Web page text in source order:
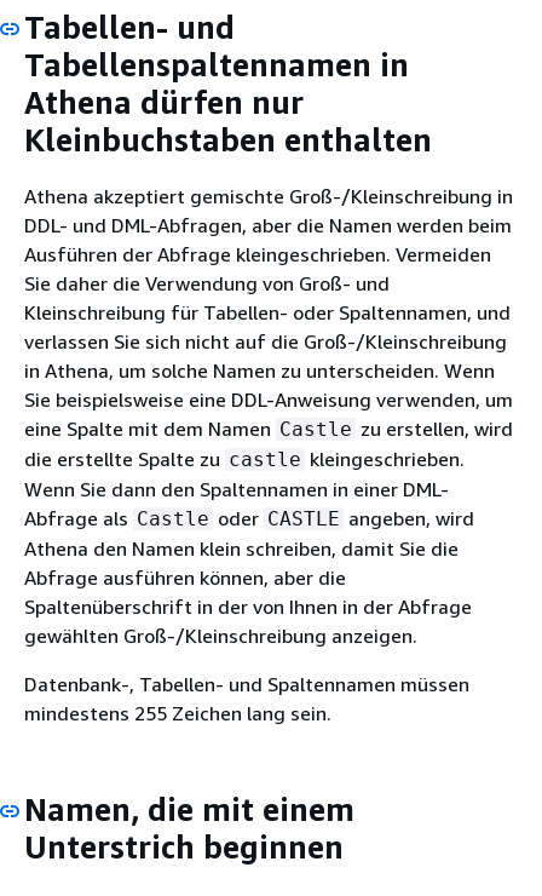
Tabellen- und
Tabellenspaltennamen in
Athena dürfen nur
Kleinbuchstaben enthalten
Athena akzeptiert gemischte Groß-/Kleinschreibung in
DDL- und DML-Abfragen, aber die Namen werden beim
Ausführen der Abfrage kleingeschrieben. Vermeiden
Sie daher die Verwendung von Groß- und
Kleinschreibung für Tabellen- oder Spaltennamen, und
verlassen Sie sich nicht auf die Groß-/Kleinschreibung
in Athena, um solche Namen zu unterscheiden. Wenn
Sie beispielsweise eine DDL-Anweisung verwenden, um
eine Spalte mit dem Namen Castle zu erstellen, wird
die erstellte Spalte zu castle kleingeschrieben.
Wenn Sie dann den Spaltennamen in einer DML-
Abfrage als Castle oder CASTLE angeben, wird
Athena den Namen klein schreiben, damit Sie die
Abfrage ausführen können, aber die
Spaltenüberschrift in der von Ihnen in der Abfrage
gewählten Groß-/Kleinschreibung anzeigen.
Datenbank-, Tabellen- und Spaltennamen müssen
mindestens 255 Zeichen lang sein.
Namen, die mit einem
Unterstrich beginnen